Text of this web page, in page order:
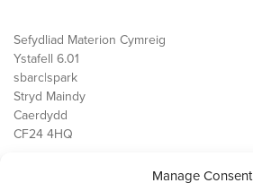
Manage Consent
Sefydliad Materion Cymreig
Ystafell 6.01
sbarc|spark
Stryd Maindy
Caerdydd
CF24 4HQ